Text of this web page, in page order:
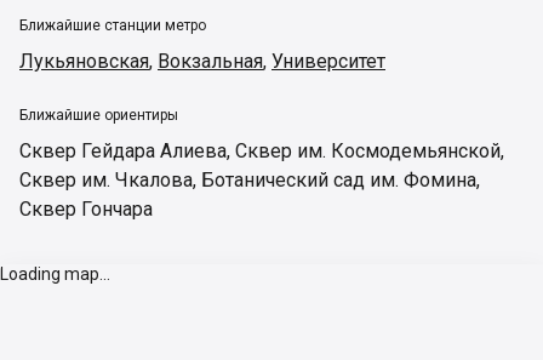
Ближайшие станции метро
Лукьяновская, Вокзальная, Университет
Ближайшие ориентиры
Сквер Гейдара Алиева, Сквер им. Космодемьянской,
Сквер им. Чкалова, Ботанический сад им. Фомина,
Сквер Гончара
Loading map...